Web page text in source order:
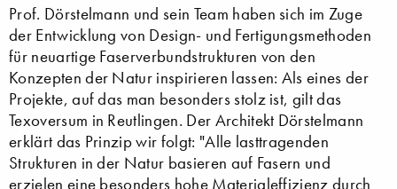
Prof. Dörstelmann und sein Team haben sich im Zuge
der Entwicklung von Design- und Fertigungsmethoden
für neuartige Faserverbundstrukturen von den
Konzepten der Natur inspirieren lassen: Als eines der
Projekte, auf das man besonders stolz ist, gilt das
Texoversum in Reutlingen. Der Architekt Dörstelmann
erklärt das Prinzip wir folgt: "Alle lasttragenden
Strukturen in der Natur basieren auf Fasern und
erzielen eine besonders hohe Materialeffizienz durch